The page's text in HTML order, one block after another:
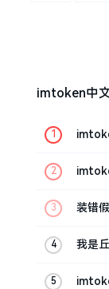
imtoken中
装错
我是